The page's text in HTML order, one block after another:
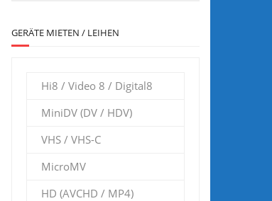
GERÄTE MIETEN / LEIHEN
Hi8 / Video 8 / Digital8
MiniDV (DV / HDV)
VHS / VHS-C
MicroMV
HD (AVCHD / MP4)